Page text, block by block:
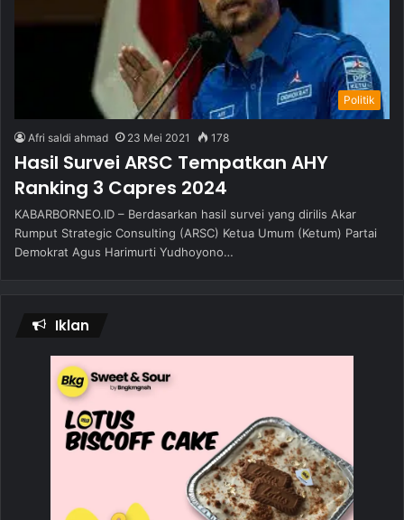
Politik
Afri saldi ahmad 23 Mei 2021 178
Hasil Survei ARSC Tempatkan AHY
Ranking 3 Capres 2024
KABARBORNEO.ID – Berdasarkan hasil survei yang dirilis Akar
Rumput Strategic Consulting (ARSC) Ketua Umum (Ketum) Partai
Demokrat Agus Harimurti Yudhoyono…
Iklan